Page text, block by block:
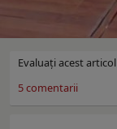
Evaluaţi acest articol
5comentarii